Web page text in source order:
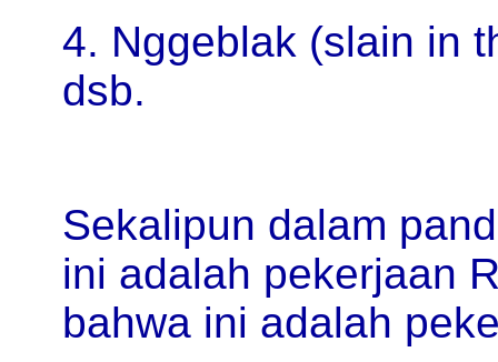
4. Nggeblak (slain in
dsb.
Sekalipun dalam
ini adalah pekerjaan
bahwa ini adalah